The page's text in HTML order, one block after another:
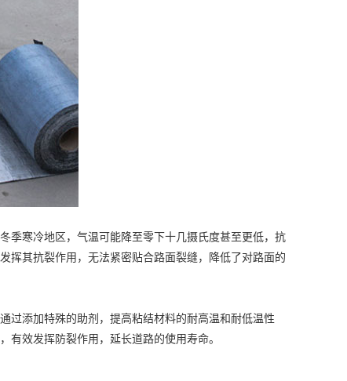
寒冷地区，气温可能降至零下十几摄氏度甚至更低，抗
挥其抗裂作用，无法紧密贴合路面裂缝，降低了对路面的
添加特殊的助剂，提高粘结材料的耐高温和耐低温性
有效发挥防裂作用，延长道路的使用寿命。